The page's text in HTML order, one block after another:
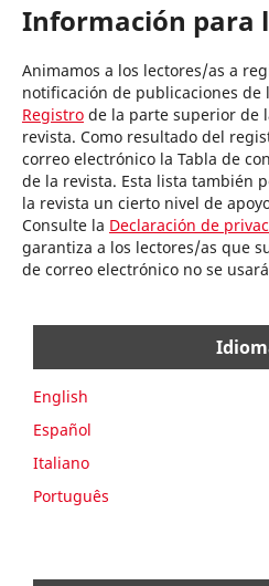
Información para
Animamos a los lectores/as a
notificación de publicaciones de
Registrode la parte superior de
revista. Como resultado del
correo electrónico la Tabla de
de la revista. Esta lista también
la revista un cierto nivel de
Consulte la Declaración de
garantiza a los lectores/as que
de correo electrónico no se
English
Español
Italiano
Português